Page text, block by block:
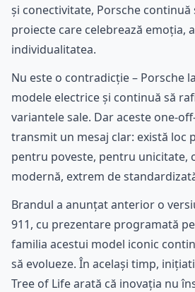
și conectivitate, Porsche continuă
proiecte care celebrează emoția,
individualitatea.
Nu este o contradicție – Porsche
modele electrice și continuă să
variantele sale. Dar aceste one-
transmit un mesaj clar: există loc
pentru poveste, pentru unicitate,
modernă, extrem de
Brandul a anunțat anterior o
911, cu prezentare programată
familia acestui model iconic
să evolueze. În același timp,
Tree of Life arată că inovația nu